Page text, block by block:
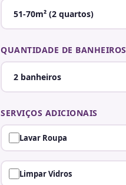
QUANTIDADE DE BANHEIROS
SERVIÇOS ADICIONAIS
Lavar Roupa
Limpar Vidros